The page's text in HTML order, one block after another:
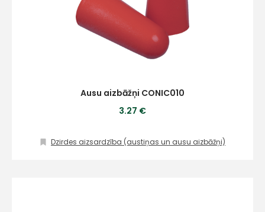
Ausu aizbāžņi CONIC010
3.27 €
Dzirdes aizsardzība (austiņas un ausu aizbāžņi)